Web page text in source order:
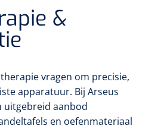
&
vragen om precisie,
apparatuur. Bij Arseus
uitgebreid aanbod
en oefenmateriaal